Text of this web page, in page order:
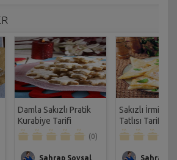
Damla Sakızlı Pratik
Kurabiye Tarifi
(0)
Sahrap Soysal
Sakızlı İrmikli
Tatlısı Tarifi
Sahrap